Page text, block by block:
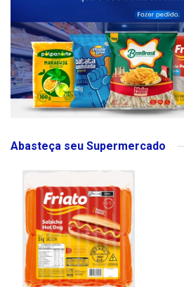
Abasteça seu Supermercado